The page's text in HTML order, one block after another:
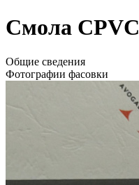
Смола CPVC
Общие сведения
Фотографии фасовки